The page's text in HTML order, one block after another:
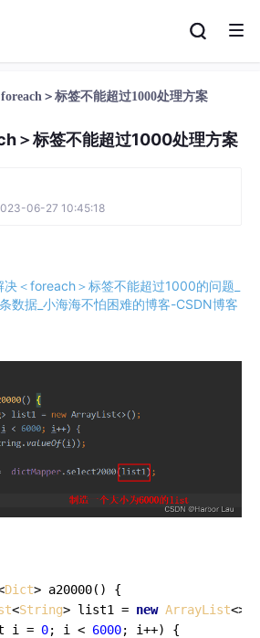
＞标签不能超过1000处理方案
＞标签不能超过1000处理方案
06-27 10:45:18
＜foreach＞标签不能超过1000的问题_
数据_小海海不怕困难的博客-CSDN博客
Dict> a20000( ) {
<String> list1 = new ArrayList
i = 0; i < 6000; i++) {